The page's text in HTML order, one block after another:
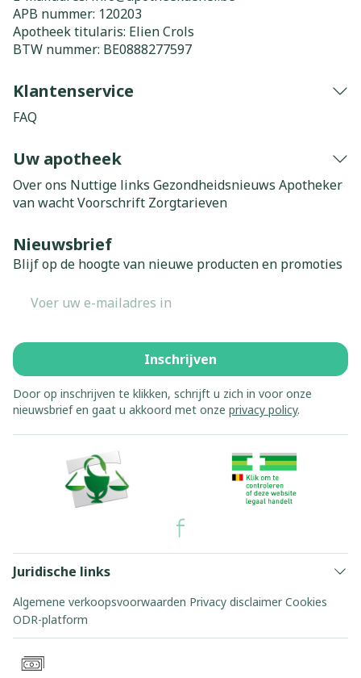
APB nummer: 120203
Apotheek titularis: Elien Crols
BTW nummer: BE0888277597
Klantenservice
FAQ
Uw apotheek
Over ons Nuttige links Gezondheidsnieuws Apotheker
van wachtVoorschrift Zorgtarieven
Nieuwsbrief
Blijf op de hoogte van nieuwe producten en promoties
Inschrijven
Door op inschrijven te klikken, schrijft u zich in voor onze
nieuwsbrief en gaat u akkoord met onze privacy policy.
Juridische links
Algemene verkoopsvoorwaarden Privacy disclaimer Cookies
ODR-platform